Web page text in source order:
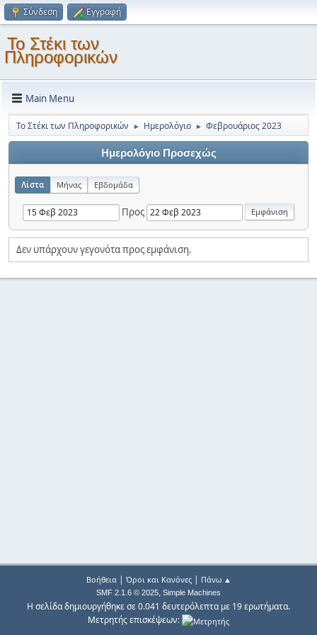
Σύνδεση Εγγραφή
Το Στέκι των
Πληροφορικών
Main Menu
Το Στέκι των Πληροφορικών ► Ημερολόγιο ► Φεβρουάριος 2023
Ημερολόγιο Προσεχώς
Λίστα Μήνας Εβδομάδα
Προς
Δεν υπάρχουν γεγονότα προς εμφάνιση.
Βοήθεια| Όροι και Κανόνες| Πάνω ▲
SMF 2.1.6 © 2025, Simple Machines
Η σελίδα δημιουργήθηκε σε 0.041 δευτερόλεπτα με 19 ερωτήματα.
Μετρητής επισκέψεων: